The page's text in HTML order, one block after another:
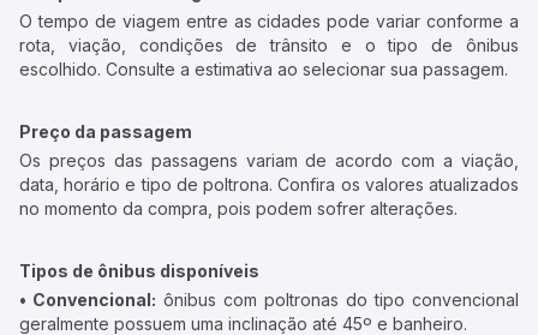
O tempo de viagem entre as cidades pode variar conforme a
rota, viação, condições de trânsito e o tipo de ônibus
escolhido. Consulte a estimativa ao selecionar sua passagem.
Preço da passagem
Os preços das passagens variam de acordo com a viação,
data, horário e tipo de poltrona. Confira os valores atualizados
no momento da compra, pois podem sofrer alterações.
Tipos de ônibus disponíveis
• Convencional: ônibus com poltronas do tipo convencional
geralmente possuem uma inclinação até 45º e banheiro.